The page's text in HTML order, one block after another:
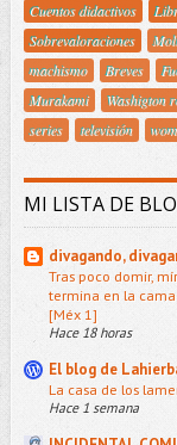
Cuentos didactivos
Sobrevaloraciones
machismo
Breves
Murakami
Washigton
series
televisión
MI LISTA DE
divagando,
Tras poco domir,
termina en la
[Méx 1]
Hace 18 horas
El blog de
La casa de los
Hace 1 semana